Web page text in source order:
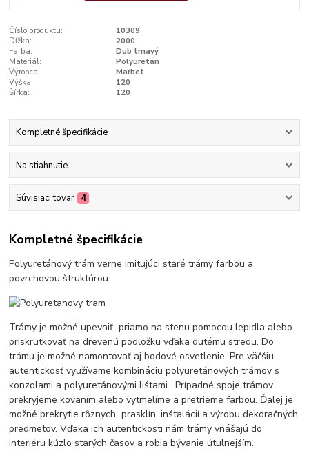
Číslo produktu:
10309
Dĺžka:
2000
Farba:
Dub tmavý
Materiál:
Polyuretan
Výrobca:
Marbet
Výška:
120
Šírka:
120
Kompletné špecifikácie
Na stiahnutie
Súvisiaci tovar 4
Kompletné špecifikácie
Polyuretánový trám verne imitujúci staré trámy farbou a
povrchovou štruktúrou.
Trámy je možné upevniť priamo na stenu pomocou lepidla alebo
priskrutkovať na drevenú podložku vďaka dutému stredu. Do
trámu je možné namontovať aj bodové osvetlenie. Pre väčšiu
autentickosť využívame kombináciu polyuretánových trámov s
konzolami a polyuretánovými lištami. Prípadné spoje trámov
prekryjeme kovaním alebo vytmelíme a pretrieme farbou. Ďalej je
možné prekrytie rôznych prasklín, inštalácií a výrobu dekoračných
predmetov. Vďaka ich autentickosti nám trámy vnášajú do
interiéru kúzlo starých časov a robia bývanie útulnejším.